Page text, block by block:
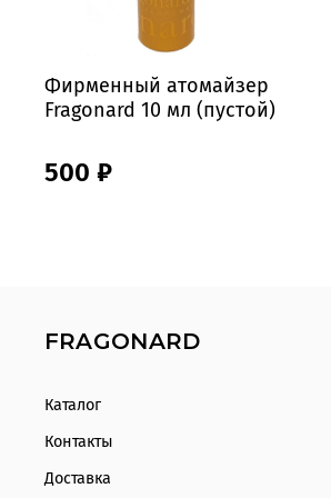
Фирменный атомайзер
Fragonard 10 мл (пустой)
500 ₽
FRAGONARD
Каталог
Контакты
Доставка